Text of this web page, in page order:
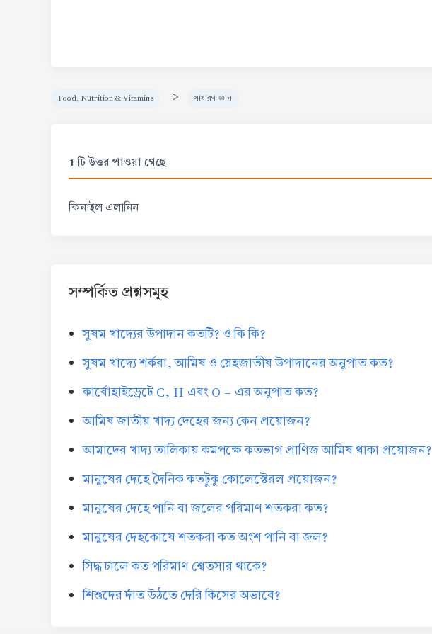
Food, Nutrition & Vitamins > সাধারণ জ্ঞান
1 টি উত্তর পাওয়া গেছে
ফিনাইল এলানিন
সম্পর্কিত প্রশ্নসমূহ
সুষম খাদ্যের উপাদান কতটি? ও কি কি?
সুষম খাদ্যে শর্করা, আমিষ ও স্নেহজাতীয় উপাদানের অনুপাত কত?
কার্বোহাইড্রেটে C, H এবং O - এর অনুপাত কত?
আমিষ জাতীয় খাদ্য দেহের জন্য কেন প্রয়োজন?
আমাদের খাদ্য তালিকায় কমপক্ষে কতভাগ প্রাণিজ আমিষ থাকা প্রয়োজন?
মানুষের দেহে দৈনিক কতটুকু কোলেস্টেরল প্রয়োজন?
মানুষের দেহে পানি বা জলের পরিমাণ শতকরা কত?
মানুষের দেহকোষে শতকরা কত অংশ পানি বা জল?
সিদ্ধ চালে কত পরিমাণ শ্বেতসার থাকে?
শিশুদের দাঁত উঠতে দেরি কিসের অভাবে?